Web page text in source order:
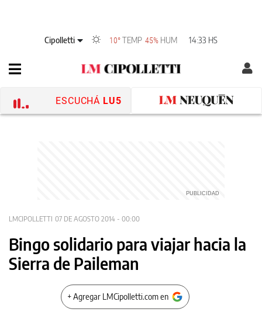
Cipolletti 10°TEMP 45% HUM 14:33 HS
ESCUCHÁ LU5
LMCIPOLLETTI 07 DE AGOSTO 2014 - 00:00
Bingo solidario para viajar hacia la
Sierra de Paileman
+ Agregar LMCipolletti.com en